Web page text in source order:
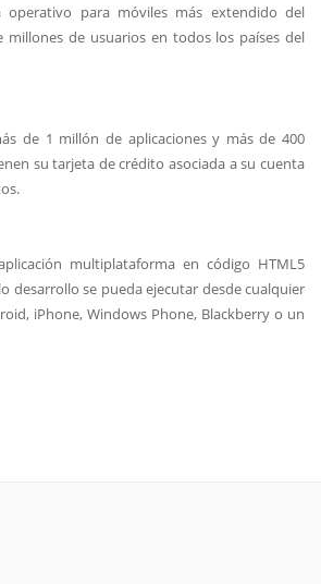
operativo para móviles más extendido del
millones de usuarios en todos los países del
de 1 millón de aplicaciones y más de 400
su tarjeta de crédito asociada a su cuenta
multiplataforma en código HTML5
desarrollo se pueda ejecutar desde cualquier
iPhone, Windows Phone, Blackberry o un